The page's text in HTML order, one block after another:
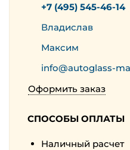
+7 (495) 545-46-14
Владислав
Максим
info@autoglass-
Оформить заказ
СПОСОБЫ ОПЛАТЫ
Наличный расчет